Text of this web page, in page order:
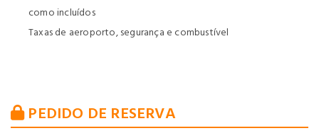
como incluídos
Taxas de aeroporto, segurança e combustível
PEDIDO DE RESERVA